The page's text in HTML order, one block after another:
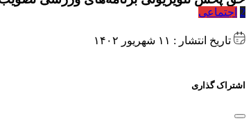
2 اجتماعی
تاریخ انتشار : ۱۱ شهریور ۱۴۰۲
اشتراک گذاری